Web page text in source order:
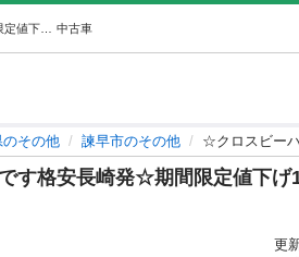
中古車
のその他 諫早市のその他 ☆クロスビー
す格安長崎発☆期間限定値下げ
更